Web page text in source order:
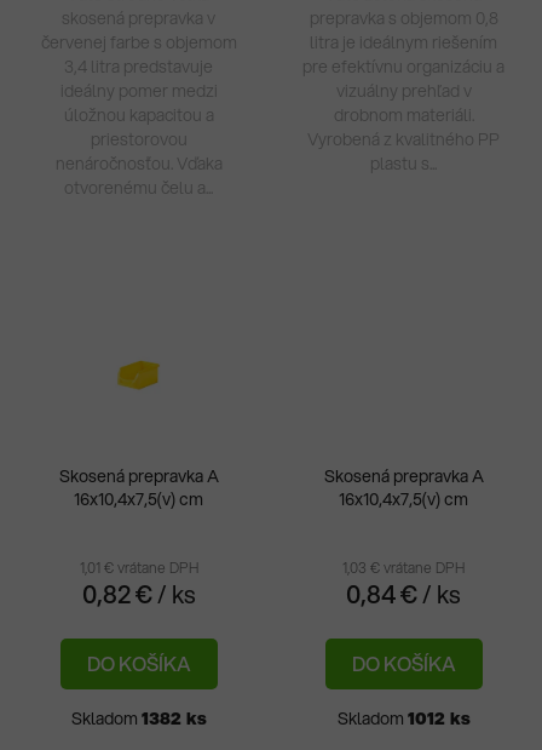
skosená prepravka v
červenej farbe s objemom
3,4 litra predstavuje
ideálny pomer medzi
úložnou kapacitou a
priestorovou
nenáročnosťou. Vďaka
otvorenému čelu a...
prepravka s objemom 0,8
litra je ideálnym riešením
pre efektívnu organizáciu a
vizuálny prehľad v
drobnom materiáli.
Vyrobená z kvalitného PP
plastu s...
Skosená prepravka A
16x10,4x7,5(v) cm
1,01 € vrátane DPH
0,82 €/ ks
DO KOŠÍKA
Skladom 1382 ks
Skosená prepravka A
16x10,4x7,5(v) cm
1,03 € vrátane DPH
0,84 €/ ks
DO KOŠÍKA
Skladom 1012 ks